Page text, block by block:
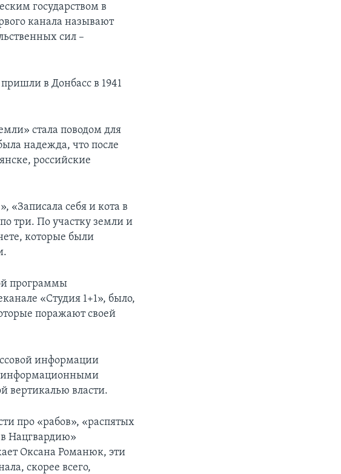
государством в
канала называют
сил –
в Донбасс в 1941
стала поводом для
надежда, что после
российские
«Записала себя и кота в
три. По участку земли и
которые были
программы
«Студия 1+1», было,
поражают своей
информации
информационными
вертикалью власти.
про «рабов», «распятых
Нацгвардию»
Оксана Романюк, эти
скорее всего,